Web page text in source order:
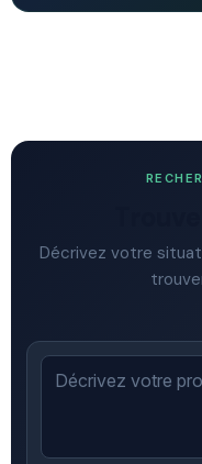
Décrivez votre